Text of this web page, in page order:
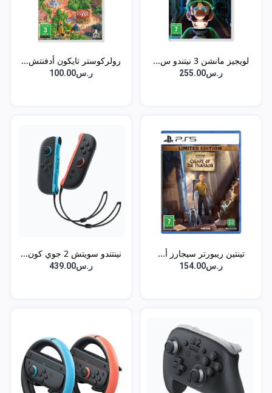
لويجيز مانشن 3 نيتندو س...
ر.س255.00
رولركوستر تايكون أدفنتش...
ر.س100.00
تينتين ريبورتر سيجارز أ...
ر.س154.00
نينتندو سويتش 2 جوي كون...
ر.س439.00